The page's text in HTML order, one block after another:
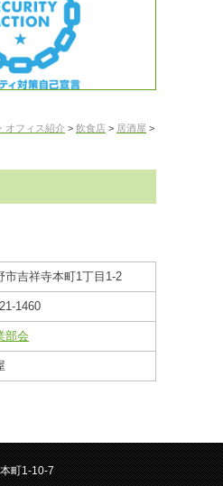
オフィス紹介 > 飲食店 > 居酒屋 >
市吉祥寺本町1丁目1-2
1460
部会
町1-10-7